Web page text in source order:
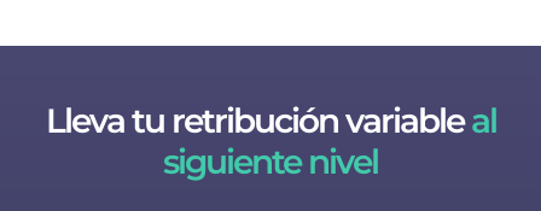
Lleva tu retribución variableal
siguiente nivel